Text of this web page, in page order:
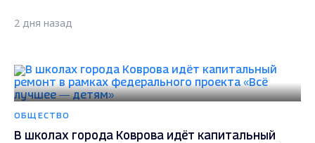
2 дня назад
ОБЩЕСТВО
В школах города Коврова идёт капитальный